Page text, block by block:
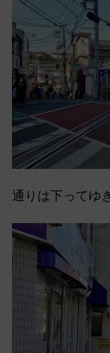
通りは下ってゆ